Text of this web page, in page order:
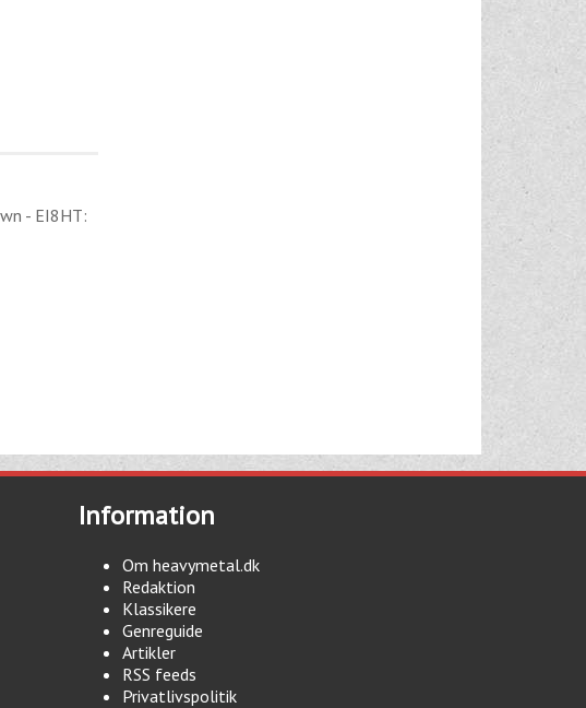
- EI8HT:
Information
Om heavymetal.dk
Redaktion
Klassikere
Genreguide
Artikler
RSS feeds
Privatlivspolitik